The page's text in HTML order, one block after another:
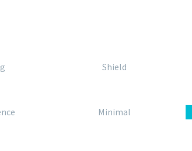
Shield
Minimal